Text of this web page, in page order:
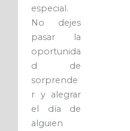
especial.
No dejes
pasar la
oportunida
d de
sorprende
r y alegrar
el día de
alguien